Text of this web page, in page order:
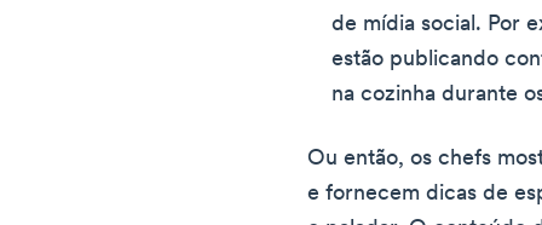
de mídia social. Por
estão publicando
na cozinha durante
Ou então, os chefs
e fornecem dicas de